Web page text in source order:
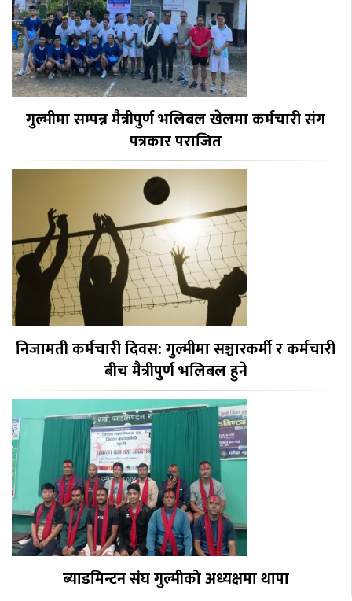
गुल्मीमा सम्पन्न मैत्रीपुर्ण भलिबल खेलमा कर्मचारी संग
पत्रकार पराजित
निजामती कर्मचारी दिवस: गुल्मीमा सञ्चारकर्मी र कर्मचारी
बीच मैत्रीपुर्ण भलिबल हुने
ब्याडमिन्टन संघ गुल्मीको अध्यक्षमा थापा